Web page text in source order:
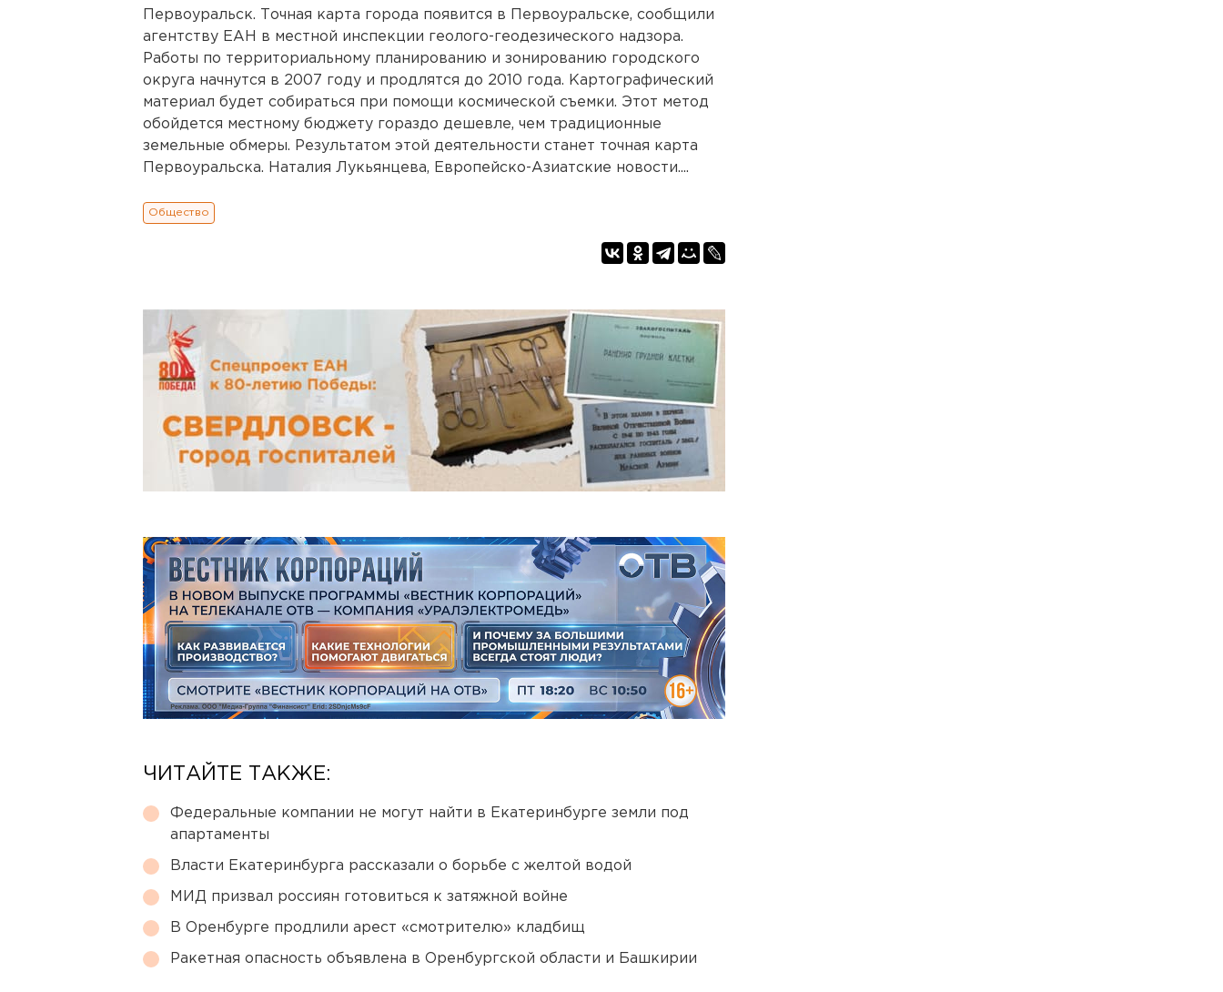
Первоуральск. Точная карта города появится в Первоуральске, сообщили
агентству ЕАН в местной инспекции геолого-геодезического надзора.
Работы по территориальному планированию и зонированию городского
округа начнутся в 2007 году и продлятся до 2010 года. Картографический
материал будет собираться при помощи космической съемки. Этот метод
обойдется местному бюджету гораздо дешевле, чем традиционные
земельные обмеры. Результатом этой деятельности станет точная карта
Первоуральска. Наталия Лукьянцева, Европейско-Азиатские новости....
Общество
ЧИТАЙТЕ ТАКЖЕ:
Федеральные компании не могут найти в Екатеринбурге земли под
апартаменты
Власти Екатеринбурга рассказали о борьбе с желтой водой
МИД призвал россиян готовиться к затяжной войне
В Оренбурге продлили арест «смотрителю» кладбищ
Ракетная опасность объявлена в Оренбургской области и Башкирии